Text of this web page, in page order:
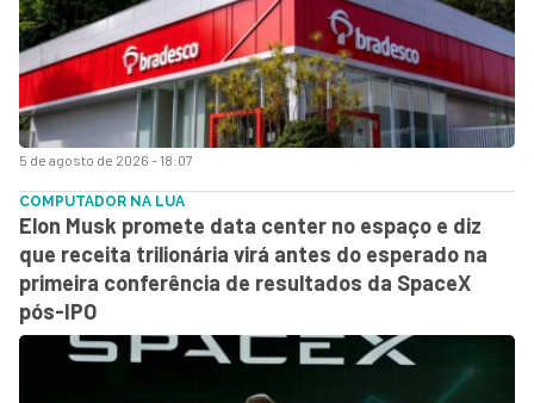
5 de agosto de 2026 - 18:07
COMPUTADOR NA LUA
Elon Musk promete data center no espaço e diz
que receita trilionária virá antes do esperado na
primeira conferência de resultados da SpaceX
pós-IPO